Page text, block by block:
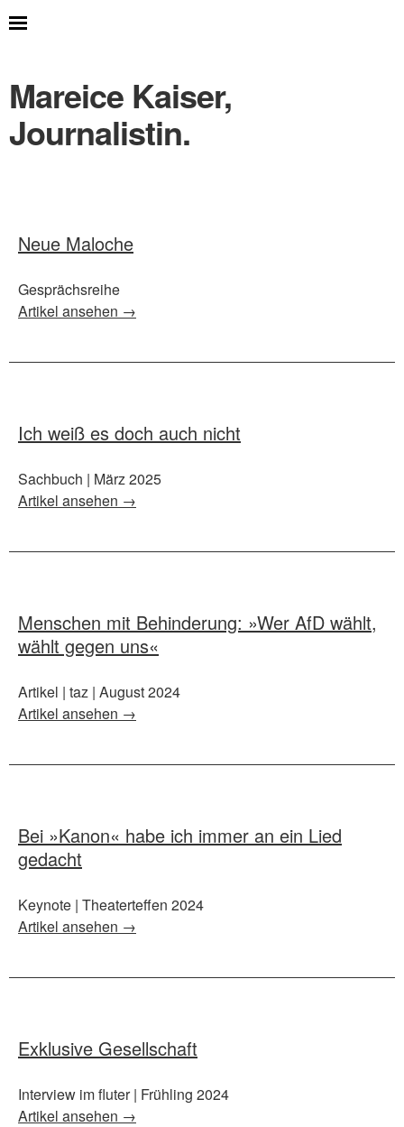
Mareice Kaiser,
Journalistin.
Neue Maloche
Gesprächsreihe
Artikel ansehen →
Ich weiß es doch auch nicht
Sachbuch | März 2025
Artikel ansehen →
Menschen mit Behinderung: »Wer AfD wählt,
wählt gegen uns«
Artikel | taz | August 2024
Artikel ansehen →
Bei »Kanon« habe ich immer an ein Lied
gedacht
Keynote | Theaterteffen 2024
Artikel ansehen →
Exklusive Gesellschaft
Interview im fluter | Frühling 2024
Artikel ansehen →